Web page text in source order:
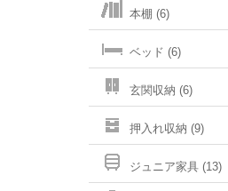
本棚 (6)
ベッド (6)
玄関収納 (6)
押入れ収納 (9)
ジュニア家具 (13)